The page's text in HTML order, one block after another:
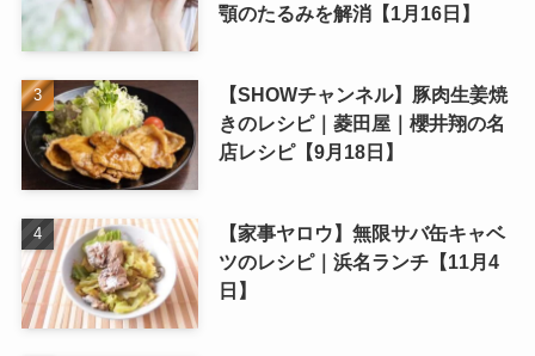
顎のたるみを解消【1月16日】
【SHOWチャンネル】豚肉生姜焼
きのレシピ｜菱田屋｜櫻井翔の名
店レシピ【9月18日】
【家事ヤロウ】無限サバ缶キャベ
ツのレシピ｜浜名ランチ【11月4
日】